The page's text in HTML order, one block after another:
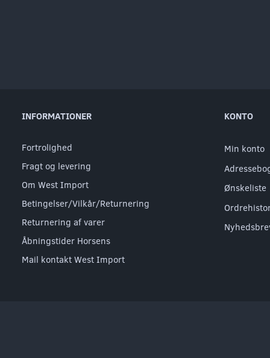
INFORMATIONER
Fortrolighed
Fragt og levering
Om West Import
Betingelser/Vilkår/Returnering
Returnering af varer
Åbningstider Horsens
Mail kontakt West Import
KONTO
Min konto
Ønskeliste